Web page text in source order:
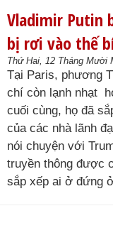
Vladimir Putin
bị rơi vào thế
Thứ Hai, 12 Tháng Mười
Tại Paris, phương
chí còn lạnh nhạt
cuối cùng, họ đã
của các nhà lãnh
nói chuyện với
truyền thông được
sắp xếp ai ở đứng